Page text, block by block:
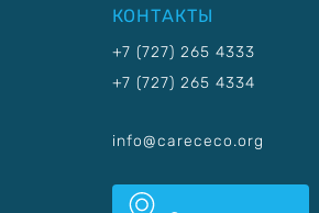
КОНТАКТЫ
+7 (727) 265 4333
+7 (727) 265 4334
info@carececo.org